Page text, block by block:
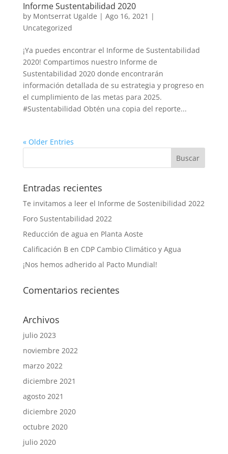
Informe Sustentabilidad 2020
by Montserrat Ugalde | Ago 16, 2021 |
Uncategorized
¡Ya puedes encontrar el Informe de Sustentabilidad
2020! Compartimos nuestro Informe de
Sustentabilidad 2020 donde encontrarán
información detallada de su estrategia y progreso en
el cumplimiento de las metas para 2025.
#Sustentabilidad Obtén una copia del reporte...
« Older Entries
Entradas recientes
Te invitamos a leer el Informe de Sostenibilidad 2022
Foro Sustentabilidad 2022
Reducción de agua en Planta Aoste
Calificación B en CDP Cambio Climático y Agua
¡Nos hemos adherido al Pacto Mundial!
Comentarios recientes
Archivos
julio 2023
noviembre 2022
marzo 2022
diciembre 2021
agosto 2021
diciembre 2020
octubre 2020
julio 2020